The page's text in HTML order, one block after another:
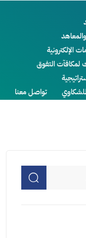
الإلكترونية
لمكافآت التفوق
تواصل معنا